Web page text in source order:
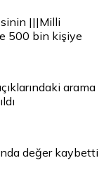
|||Milli
500 bin kişiye
arama
değer kaybetti